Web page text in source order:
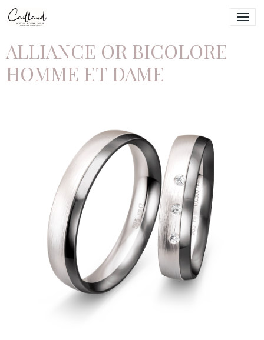
ALLIANCE OR BICOLORE
HOMME ET DAME